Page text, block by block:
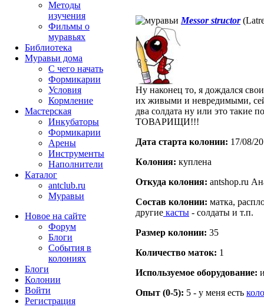
Messor structor
Ну наконец то, я дождался
их живыми и невредимыми,
два солдата ну или это такие
ТОВАРИЩИ!!!
Дата старта кoлонии: 17/08/
Кoлония: куплена
Откуда кoлония: antshop.ru
Состав кoлонии: матка,
другие касты - солдаты и т.п.
Размер кoлонии: 35
Количество маток: 1
Используемое оборудование:
Опыт (0-5): 5 - у меня есть
Методы
изучения
Фильмы о
муравьях
Библиотека
Муравьи дома
С чего начать
Формикарии
Условия
Кормление
Мастерская
Инкубаторы
Формикарии
Арены
Инструменты
Наполнители
Каталог
antclub.ru
Муравьи
Новое на сайте
Форум
Блоги
События в
колониях
Блоги
Колонии
Войти
Peгиcтpaция